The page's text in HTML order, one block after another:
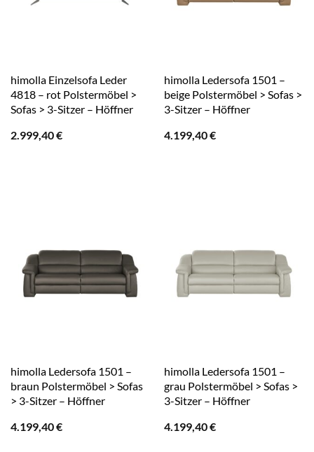
himolla Einzelsofa Leder
4818 – rot Polstermöbel >
Sofas > 3-Sitzer – Höffner
2.999,40€
himolla Ledersofa 1501 –
beige Polstermöbel > Sofas >
3-Sitzer – Höffner
4.199,40€
himolla Ledersofa 1501 –
braun Polstermöbel > Sofas
> 3-Sitzer – Höffner
4.199,40€
himolla Ledersofa 1501 –
grau Polstermöbel > Sofas >
3-Sitzer – Höffner
4.199,40€